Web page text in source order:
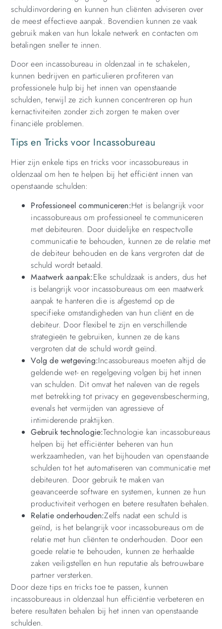
schuldinvordering en kunnen hun cliënten adviseren over
de meest effectieve aanpak. Bovendien kunnen ze vaak
gebruik maken van hun lokale netwerk en contacten om
betalingen sneller te innen.
Door een incassobureau in oldenzaal in te schakelen,
kunnen bedrijven en particulieren profiteren van
professionele hulp bij het innen van openstaande
schulden, terwijl ze zich kunnen concentreren op hun
kernactiviteiten zonder zich zorgen te maken over
financiële problemen.
Tips en Tricks voor Incassobureau
Hier zijn enkele tips en tricks voor incassobureaus in
oldenzaal om hen te helpen bij het efficiënt innen van
openstaande schulden:
Professioneel communiceren:Het is belangrijk voor
incassobureaus om professioneel te communiceren
met debiteuren. Door duidelijke en respectvolle
communicatie te behouden, kunnen ze de relatie met
de debiteur behouden en de kans vergroten dat de
schuld wordt betaald.
Maatwerk aanpak:Elke schuldzaak is anders, dus het
is belangrijk voor incassobureaus om een maatwerk
aanpak te hanteren die is afgestemd op de
specifieke omstandigheden van hun cliënt en de
debiteur. Door flexibel te zijn en verschillende
strategieën te gebruiken, kunnen ze de kans
vergroten dat de schuld wordt geïnd.
Volg de wetgeving:Incassobureaus moeten altijd de
geldende wet- en regelgeving volgen bij het innen
van schulden. Dit omvat het naleven van de regels
met betrekking tot privacy en gegevensbescherming,
evenals het vermijden van agressieve of
intimiderende praktijken.
Gebruik technologie:Technologie kan incassobureaus
helpen bij het efficiënter beheren van hun
werkzaamheden, van het bijhouden van openstaande
schulden tot het automatiseren van communicatie met
debiteuren. Door gebruik te maken van
geavanceerde software en systemen, kunnen ze hun
productiviteit verhogen en betere resultaten behalen.
Relatie onderhouden:Zelfs nadat een schuld is
geïnd, is het belangrijk voor incassobureaus om de
relatie met hun cliënten te onderhouden. Door een
goede relatie te behouden, kunnen ze herhaalde
zaken veiligstellen en hun reputatie als betrouwbare
partner versterken.
Door deze tips en tricks toe te passen, kunnen
incassobureaus in oldenzaal hun efficiëntie verbeteren en
betere resultaten behalen bij het innen van openstaande
schulden.